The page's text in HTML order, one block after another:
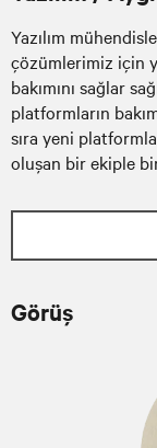
Yazılım
çözümlerimiz için
bakımını sağlar
platformların
sıra yeni
oluşan bir ekiple
Görüş